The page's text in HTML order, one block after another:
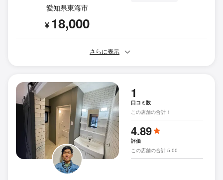
愛知県東海市
¥ 18,000
さらに表示
1
口コミ数
この店舗の合計 1
4.89
評価
この店舗の合計 5.00